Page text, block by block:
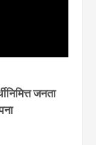
जनता